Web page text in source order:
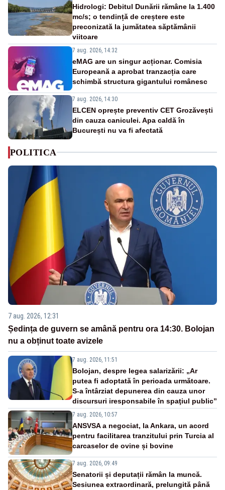
Hidrologi: Debitul Dunării rămâne la 1.400
mc/s; o tendință de creștere este
preconizată la jumătatea săptămânii
viitoare
7 aug. 2026, 14:32
eMAG are un singur acționar. Comisia
Europeană a aprobat tranzacția care
schimbă structura gigantului românesc
7 aug. 2026, 14:30
ELCEN oprește preventiv CET Grozăvești
din cauza caniculei. Apa caldă în
București nu va fi afectată
POLITICA
7 aug. 2026, 12:31
Ședința de guvern se amână pentru ora 14:30. Bolojan
nu a obținut toate avizele
7 aug. 2026, 11:51
Bolojan, despre legea salarizării: „Ar
putea fi adoptată în perioada următoare.
S-a întârziat depunerea din cauza unor
discursuri iresponsabile în spaţiul public”
7 aug. 2026, 10:57
ANSVSA a negociat, la Ankara, un acord
pentru facilitarea tranzitului prin Turcia al
carcaselor de ovine și bovine
7 aug. 2026, 09:49
Senatorii și deputații rămân la muncă.
Sesiunea extraordinară, prelungită până